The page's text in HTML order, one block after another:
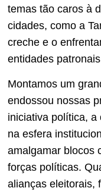
temas tão caros à
cidades, como a
creche e o
entidades
Montamos um
endossou nossas
iniciativa política, a
na esfera
amalgamar blocos
forças políticas.
alianças eleitorais,